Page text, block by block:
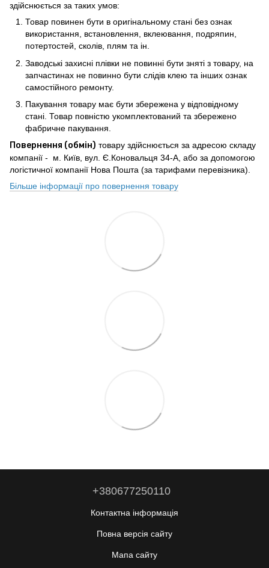
здійснюється за таких умов:
Товар повинен бути в оригінальному стані без ознак
використання, встановлення, вклеювання, подряпин,
потертостей, сколів, плям та ін.
Заводські захисні плівки не повинні бути зняті з товару, на
запчастинах не повинно бути слідів клею та інших ознак
самостійного ремонту.
Пакування товару має бути збережена у відповідному
стані. Товар повністю укомплектований та збережено
фабричне пакування.
Повернення (обмін) товару здійснюється за адресою складу
компанії - м. Київ, вул. Є.Коновальця 34-А, або за допомогою
логістичної компанії Нова Пошта (за тарифами перевізника).
Більше інформації про повернення товару
+380677250110
Контактна інформація
Повна версія сайту
Мапа сайту